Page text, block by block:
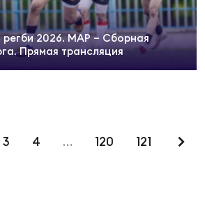
2026. МАР – Сборная
Прямая трансляция
3 4 … 120 121